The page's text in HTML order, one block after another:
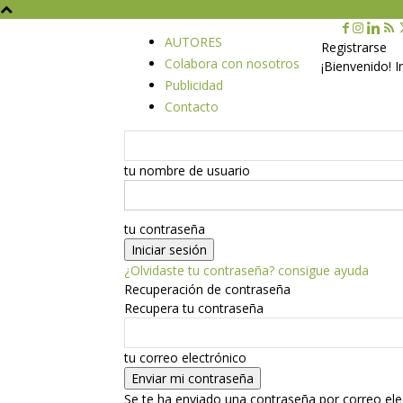
AUTORES
Colabora con nosotros
Publicidad
Contacto
Registrarse
¡Bienvenido!
tu nombre de usuario
tu contraseña
¿Olvidaste tu contraseña? consigue ayuda
Recuperación de contraseña
Recupera tu contraseña
tu correo electrónico
Se te ha enviado una contraseña por correo